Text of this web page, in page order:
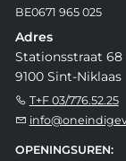
BE0671 965 025
Adres
Stationsstraat 68
9100 Sint-Niklaas
T+F 03/776.52.25
OPENINGSUREN: